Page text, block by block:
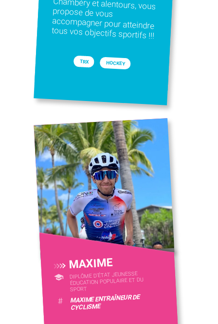
tous vos objectifs sportifs !!!
TRX HOCKEY
MAXIME
DIPLÔME D'ÉTAT JEUNESSE
ÉDUCATION POPULAIRE ET DU
SPORT
# MAXIME ENTRAÎNEUR DE
CYCLISME